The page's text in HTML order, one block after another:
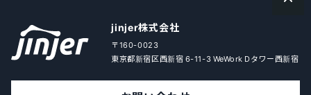
jinjer株式会社
〒160-0023
東京都新宿区西新宿 6-11-3 WeWork Dタワー西新宿